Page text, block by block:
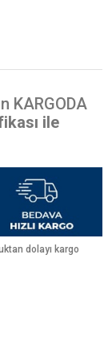
KARGODA
ile
dolayı kargo